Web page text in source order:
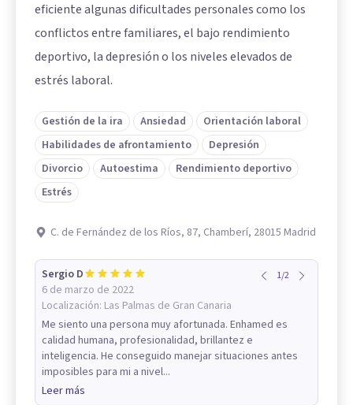
eficiente algunas dificultades personales como los
conflictos entre familiares, el bajo rendimiento
deportivo, la depresión o los niveles elevados de
estrés laboral.
Gestión de la ira Ansiedad
Orientación laboral
Habilidades de afrontamiento
Depresión
Divorcio
Autoestima
Rendimiento deportivo
Estrés
C. de Fernández de los Ríos, 87, Chamberí, 28015 Madrid
Sergio D
6 de marzo de 2022
Localización: Las Palmas de Gran Canaria
1/2
Me siento una persona muy afortunada. Enhamed es
calidad humana, profesionalidad, brillantez e
inteligencia. He conseguido manejar situaciones antes
imposibles para mi a nivel...
Leer más